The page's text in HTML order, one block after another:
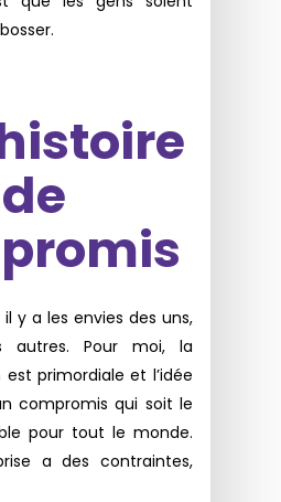
de
y a les envies des uns,
autres. Pour moi, la
primordiale et l’idée
compromis qui soit le
pour tout le monde.
a des contraintes,